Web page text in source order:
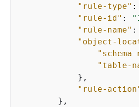
"rule-type" :
"rule-id" :
"rule-name" :
"object-
"schema-
"table-
            },
"rule-
        },